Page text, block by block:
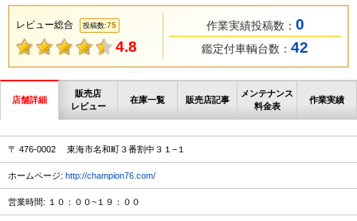
レビュー総合 投稿数:75
4.8
作業実績投稿数： 0
鑑定付車輌台数： 42
店舗詳細
販売店
レビュー
在庫一覧 販売店記事
メンテナンス
料金表
作業実績
〒 476-0002 東海市名和町３番割中３１−１
ホームページ: http://champion76.com/
営業時間: １０：００~１９：００